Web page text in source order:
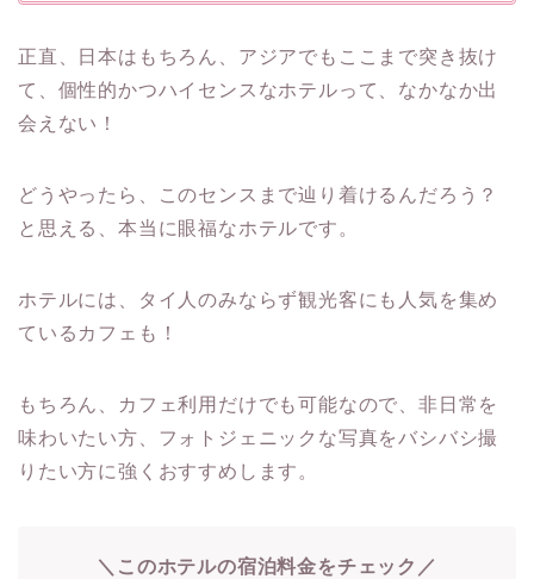
正直、日本はもちろん、アジアでもここまで突き抜け
て、個性的かつハイセンスなホテルって、なかなか出
会えない！
どうやったら、このセンスまで辿り着けるんだろう？
と思える、本当に眼福なホテルです。
ホテルには、タイ人のみならず観光客にも人気を集め
ているカフェも！
もちろん、カフェ利用だけでも可能なので、非日常を
味わいたい方、フォトジェニックな写真をバシバシ撮
りたい方に強くおすすめします。
＼このホテルの宿泊料金をチェック／